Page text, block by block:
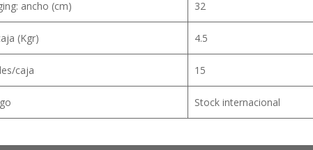
ancho (cm) 32
(Kgr) 4.5
caja 15
Stock internacional